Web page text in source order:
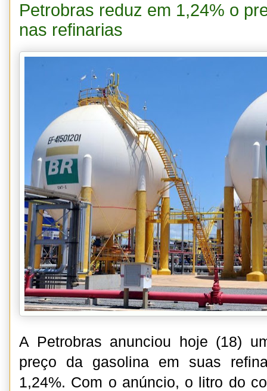
Petrobras reduz em 1,24% o
nas refinarias
A Petrobras anunciou hoje (18)
preço da gasolina em suas
1,24%. Com o anúncio, o litro do